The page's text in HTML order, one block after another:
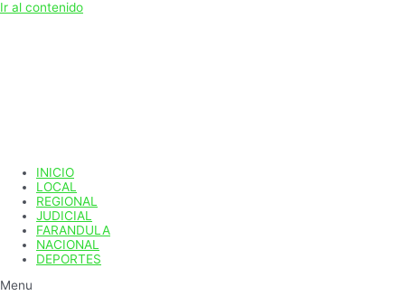
Ir al contenido
INICIO
LOCAL
REGIONAL
JUDICIAL
FARANDULA
NACIONAL
DEPORTES
Menu